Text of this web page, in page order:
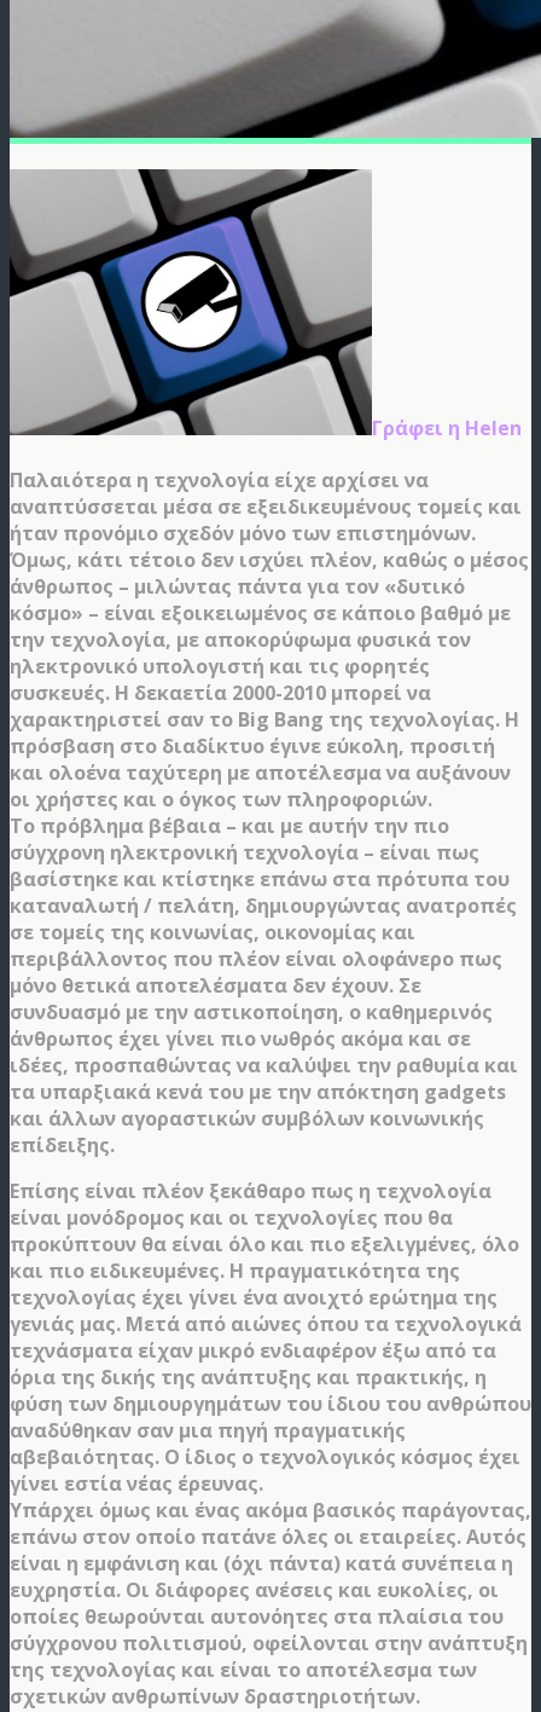
Γράφει η Helen
Παλαιότερα η τεχνολογία είχε αρχίσει να
αναπτύσσεται μέσα σε εξειδικευμένους τομείς και
ήταν προνόμιο σχεδόν μόνο των επιστημόνων.
Όμως, κάτι τέτοιο δεν ισχύει πλέον, καθώς ο μέσος
άνθρωπος – μιλώντας πάντα για τον «δυτικό
κόσμο» – είναι εξοικειωμένος σε κάποιο βαθμό με
την τεχνολογία, με αποκορύφωμα φυσικά τον
ηλεκτρονικό υπολογιστή και τις φορητές
συσκευές. Η δεκαετία 2000-2010 μπορεί να
χαρακτηριστεί σαν το Big Bang της τεχνολογίας. Η
πρόσβαση στο διαδίκτυο έγινε εύκολη, προσιτή
και ολοένα ταχύτερη με αποτέλεσμα να αυξάνουν
οι χρήστες και ο όγκος των πληροφοριών.
Το πρόβλημα βέβαια – και με αυτήν την πιο
σύγχρονη ηλεκτρονική τεχνολογία – είναι πως
βασίστηκε και κτίστηκε επάνω στα πρότυπα του
καταναλωτή / πελάτη, δημιουργώντας ανατροπές
σε τομείς της κοινωνίας, οικονομίας και
περιβάλλοντος που πλέον είναι ολοφάνερο πως
μόνο θετικά αποτελέσματα δεν έχουν. Σε
συνδυασμό με την αστικοποίηση, ο καθημερινός
άνθρωπος έχει γίνει πιο νωθρός ακόμα και σε
ιδέες, προσπαθώντας να καλύψει την ραθυμία και
τα υπαρξιακά κενά του με την απόκτηση gadgets
και άλλων αγοραστικών συμβόλων κοινωνικής
επίδειξης.
Επίσης είναι πλέον ξεκάθαρο πως η τεχνολογία
είναι μονόδρομος και οι τεχνολογίες που θα
προκύπτουν θα είναι όλο και πιο εξελιγμένες, όλο
και πιο ειδικευμένες. Η πραγματικότητα της
τεχνολογίας έχει γίνει ένα ανοιχτό ερώτημα της
γενιάς μας. Μετά από αιώνες όπου τα τεχνολογικά
τεχνάσματα είχαν μικρό ενδιαφέρον έξω από τα
όρια της δικής της ανάπτυξης και πρακτικής, η
φύση των δημιουργημάτων του ίδιου του ανθρώπου
αναδύθηκαν σαν μια πηγή πραγματικής
αβεβαιότητας. Ο ίδιος ο τεχνολογικός κόσμος έχει
γίνει εστία νέας έρευνας.
Υπάρχει όμως και ένας ακόμα βασικός παράγοντας,
επάνω στον οποίο πατάνε όλες οι εταιρείες. Αυτός
είναι η εμφάνιση και (όχι πάντα) κατά συνέπεια η
ευχρηστία. Οι διάφορες ανέσεις και ευκολίες, οι
οποίες θεωρούνται αυτονόητες στα πλαίσια του
σύγχρονου πολιτισμού, οφείλονται στην ανάπτυξη
της τεχνολογίας και είναι το αποτέλεσμα των
σχετικών ανθρωπίνων δραστηριοτήτων.